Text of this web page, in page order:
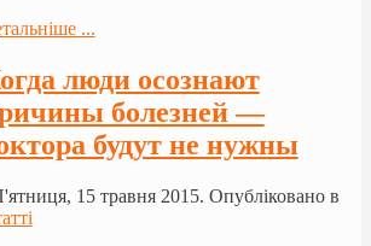
...
люди осознают
болезней —
будут не нужны
15 травня 2015. Опубліковано в